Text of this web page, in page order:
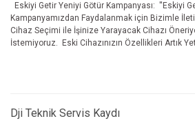
Eskiyi Getir Yeniyi Götür Kampanyası: ''Eskiyi
Kampanyamızdan Faydalanmak için Bizimle
Cihaz Seçimi ile İşinize Yarayacak Cihazı
İstemiyoruz. Eski Cihazınızın Özellikleri Artık
Dji Teknik Servis Kaydı